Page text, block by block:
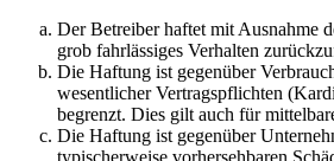
Der Betreiber haftet mit Ausnahme
grob fahrlässiges Verhalten
Die Haftung ist gegenüber
wesentlicher Vertragspflichten
begrenzt. Dies gilt auch für
Die Haftung ist gegenüber
typischerweise vorhersehbaren